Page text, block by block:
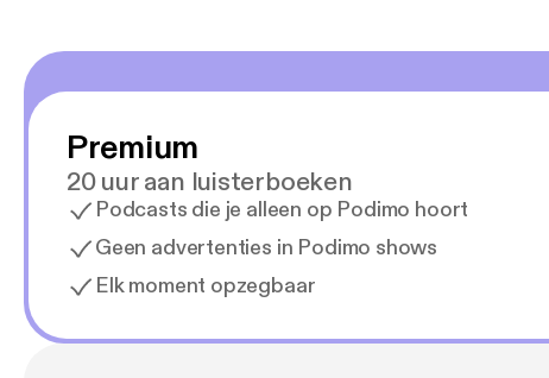
Premium
20 uur aan luisterboeken
Podcasts die je alleen op Podimo hoort
Geen advertenties in Podimo shows
Elk moment opzegbaar